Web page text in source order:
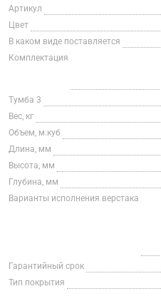
Артикул
Цвет
В каком виде поставляется
Комплектация
Тумба 3
Вес, кг
Объем, м.куб
Длина, мм
Высота, мм
Глубина, мм
Варианты исполнения верстака
Гарантийный срок
Тип покрытия